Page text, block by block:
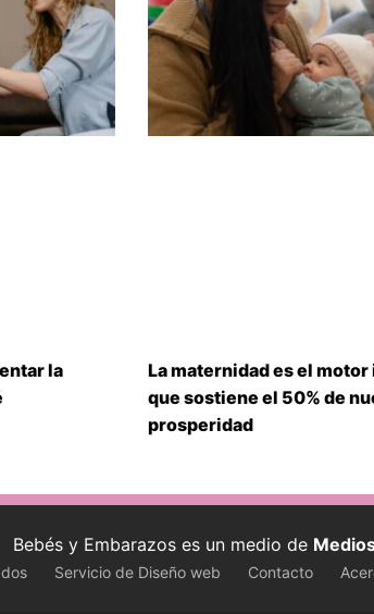
la
La maternidad es el
que sostiene el 50% de
prosperidad
Bebés y Embarazos es un medio de
Servicio de Diseño web Contacto